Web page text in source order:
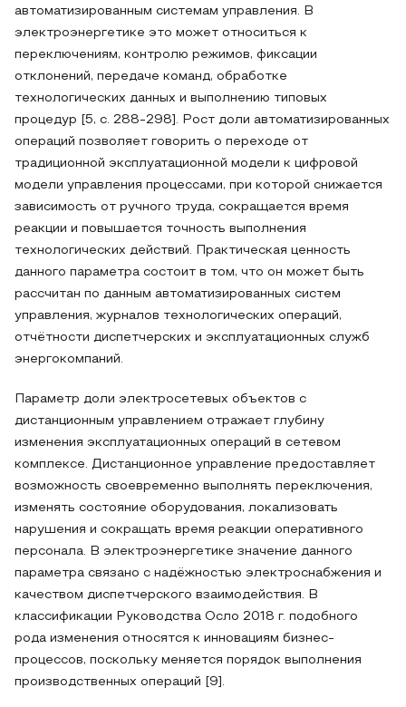
автоматизированным системам управления. В
электроэнергетике это может относиться к
переключениям, контролю режимов, фиксации
отклонений, передаче команд, обработке
технологических данных и выполнению типовых
процедур [5, с. 288-298]. Рост доли автоматизированных
операций позволяет говорить о переходе от
традиционной эксплуатационной модели к цифровой
модели управления процессами, при которой снижается
зависимость от ручного труда, сокращается время
реакции и повышается точность выполнения
технологических действий. Практическая ценность
данного параметра состоит в том, что он может быть
рассчитан по данным автоматизированных систем
управления, журналов технологических операций,
отчётности диспетчерских и эксплуатационных служб
энергокомпаний.
Параметр доли электросетевых объектов с
дистанционным управлением отражает глубину
изменения эксплуатационных операций в сетевом
комплексе. Дистанционное управление предоставляет
возможность своевременно выполнять переключения,
изменять состояние оборудования, локализовать
нарушения и сокращать время реакции оперативного
персонала. В электроэнергетике значение данного
параметра связано с надёжностью электроснабжения и
качеством диспетчерского взаимодействия. В
классификации Руководства Осло 2018 г. подобного
рода изменения относятся к инновациям бизнес-
процессов, поскольку меняется порядок выполнения
производственных операций [9].